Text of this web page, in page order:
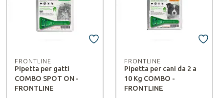
FRONTLINE
Pipetta per gatti
COMBO SPOT ON -
FRONTLINE
FRONTLINE
Pipetta per cani da 2 a
10 Kg COMBO -
FRONTLINE